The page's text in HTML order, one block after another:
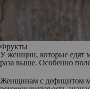
Фрукты
У женщин, которые едят
раза выше. Особенно
Женщинам с дефицитом